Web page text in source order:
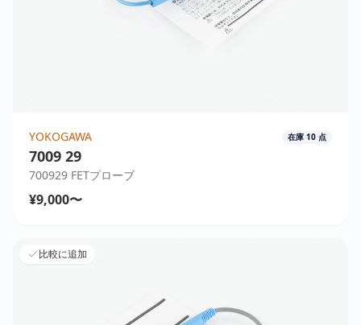
YOKOGAWA 在庫 10 点
7009 29
700929 FETプローブ
¥9,000〜
比較に追加